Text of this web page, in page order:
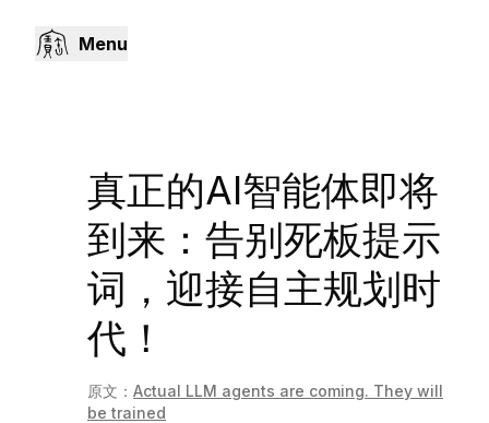
Menu
真正的AI智能体即将
到来：告别死板提示
词，迎接自主规划时
代！
原文： Actual LLM agents are coming. They will
be trained